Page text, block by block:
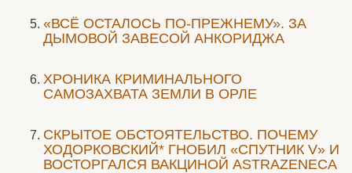
«ВСЁ ОСТАЛОСЬ ПО-ПРЕЖНЕМУ». ЗА
ДЫМОВОЙ ЗАВЕСОЙ АНКОРИДЖА
ХРОНИКА КРИМИНАЛЬНОГО
САМОЗАХВАТА ЗЕМЛИ В ОРЛЕ
СКРЫТОЕ ОБСТОЯТЕЛЬСТВО. ПОЧЕМУ
ХОДОРКОВСКИЙ* ГНОБИЛ «СПУТНИК V» И
ВОСТОРГАЛСЯ ВАКЦИНОЙ ASTRAZENECA